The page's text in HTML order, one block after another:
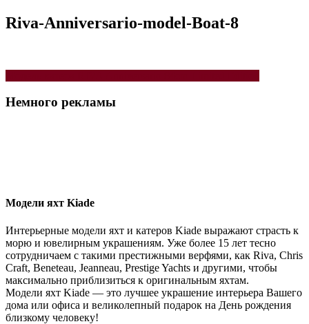
Riva-Anniversario-model-Boat-8
Навигация
по
записям
Немного рекламы
Модели яхт Kiade
Интерьерные модели яхт и катеров Kiade выражают страсть к
морю и ювелирным украшениям. Уже более 15 лет тесно
сотрудничаем с такими престижными верфями, как Riva, Chris
Craft, Beneteau, Jeanneau, Prestige Yachts и другими, чтобы
максимально приблизиться к оригинальным яхтам.
Модели яхт Kiade — это лучшее украшение интерьера Вашего
дома или офиса и великолепный подарок на День рождения
близкому человеку!